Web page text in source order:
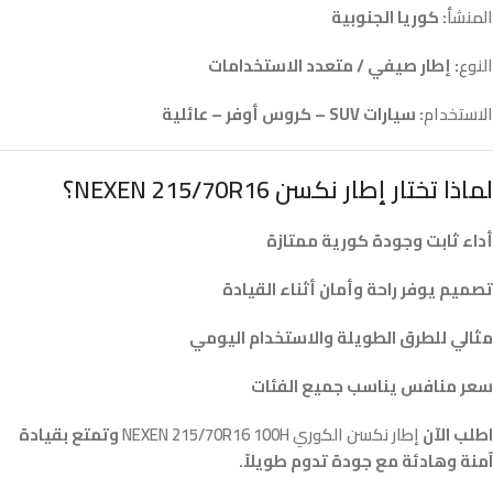
المنشأ: كوريا الجنوبية
النوع: إطار صيفي / متعدد الاستخدامات
الاستخدام: سيارات SUV – كروس أوفر – عائلية
لماذا تختار إطار نكسن NEXEN 215/70R16؟
أداء ثابت وجودة كورية ممتازة
تصميم يوفر راحة وأمان أثناء القيادة
مثالي للطرق الطويلة والاستخدام اليومي
سعر منافس يناسب جميع الفئات
اطلب الآنإطار نكسن الكوري NEXEN 215/70R16 100H
وتمتع بقيادة
آمنة وهادئة مع جودة تدوم طويلاً.